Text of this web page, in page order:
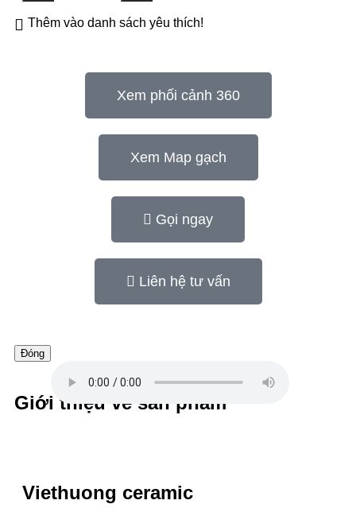
Thêm vào danh sách yêu thích!
Xem phối cảnh 360
Xem Map gạch
Gọi ngay
Liên hệ tư vấn
Đóng
Giới thiệu về sản phẩm
Viethuong ceramic